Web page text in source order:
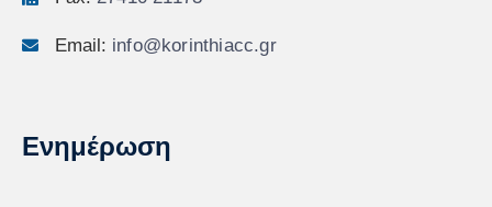
Email: info@korinthiacc.gr
Ενημέρωση